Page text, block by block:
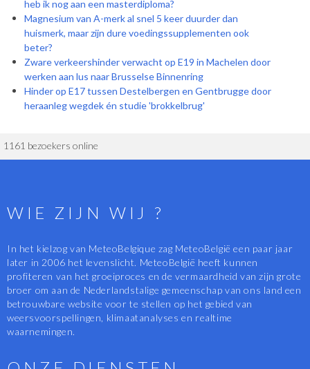
heb ik nog aan een masterdiploma?
Magnesium van A-merk al snel 5 keer duurder dan
huismerk, maar zijn dure voedingssupplementen ook
beter?
Zware verkeershinder verwacht op E19 in Machelen door
werken aan lus naar Brusselse Binnenring
Hinder op E17 tussen Destelbergen en Gentbrugge door
heraanleg wegdek én studie 'brokkelbrug'
1161 bezoekers online
WIE ZIJN WIJ ?
In het kielzog van MeteoBelgique zag MeteoBelgië een paar jaar
later in 2006 het levenslicht. MeteoBelgië heeft kunnen
profiteren van het groeiproces en de vermaardheid van zijn grote
broer om aan de Nederlandstalige gemeenschap van ons land een
betrouwbare website voor te stellen op het gebied van
weersvoorspellingen, klimaatanalyses en realtime
waarnemingen.